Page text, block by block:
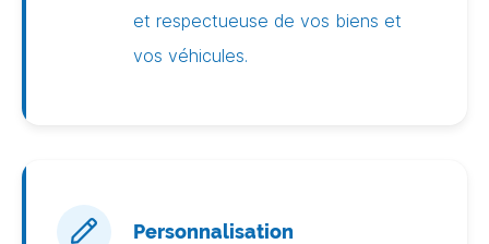
et respectueuse de vos biens et
vos véhicules.
Personnalisation